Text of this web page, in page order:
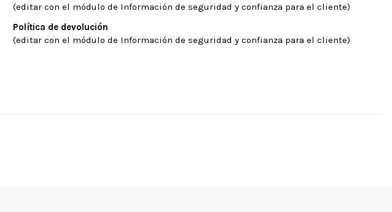
(editar con el módulo de Información de seguridad y confianza para el cliente)
Política de devolución
(editar con el módulo de Información de seguridad y confianza para el cliente)